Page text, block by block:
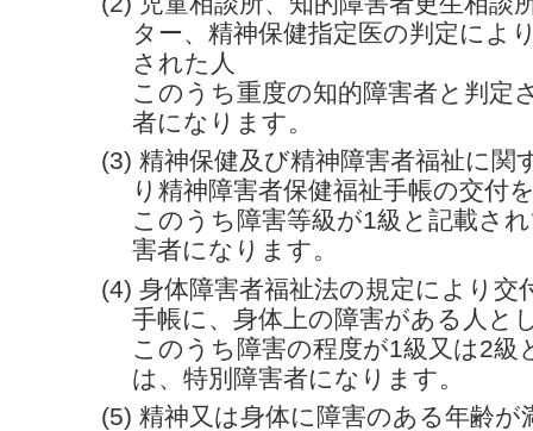
ター、精神保健指定医の判定によ
された人
このうち重度の知的障害者と判定
者になります。
(3) 精神保健及び精神障害者福祉に関
り精神障害者保健福祉手帳の交付
このうち障害等級が1級と記載さ
害者になります。
(4) 身体障害者福祉法の規定により交
手帳に、身体上の障害がある人と
このうち障害の程度が1級又は2級
は、特別障害者になります。
(5) 精神又は身体に障害のある年齢が